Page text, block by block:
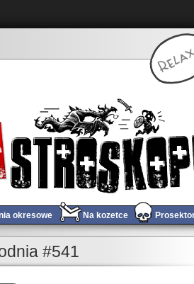
okresowe Na kozetce Gramy
#541